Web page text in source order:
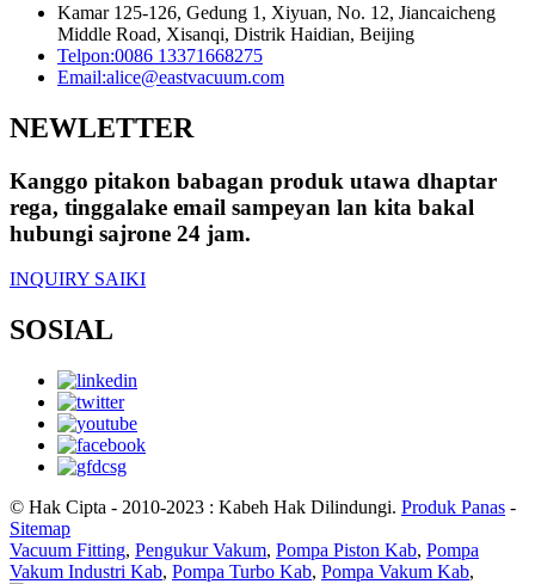
Kamar 125-126, Gedung 1, Xiyuan, No. 12, Jiancaicheng
Middle Road, Xisanqi, Distrik Haidian, Beijing
Telpon:0086 13371668275
Email:alice@eastvacuum.com
NEWLETTER
Kanggo pitakon babagan produk utawa dhaptar
rega, tinggalake email sampeyan lan kita bakal
hubungi sajrone 24 jam.
INQUIRY SAIKI
SOSIAL
© Hak Cipta - 2010-2023 : Kabeh Hak Dilindungi. Produk Panas -
Sitemap
Vacuum Fitting, Pengukur Vakum, Pompa Piston Kab, Pompa
Vakum Industri Kab, Pompa Turbo Kab, Pompa Vakum Kab,